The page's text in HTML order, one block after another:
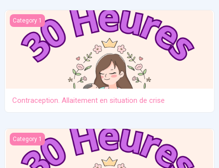
Contraception. Allaitement en situation de crise
Category 1
Contraception. Allaitement en situation de crise
Allaitement travail et séparation
Category 1